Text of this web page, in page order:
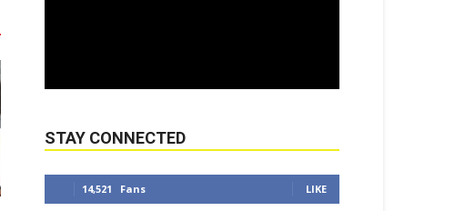
STAY CONNECTED
14,521 Fans LIKE